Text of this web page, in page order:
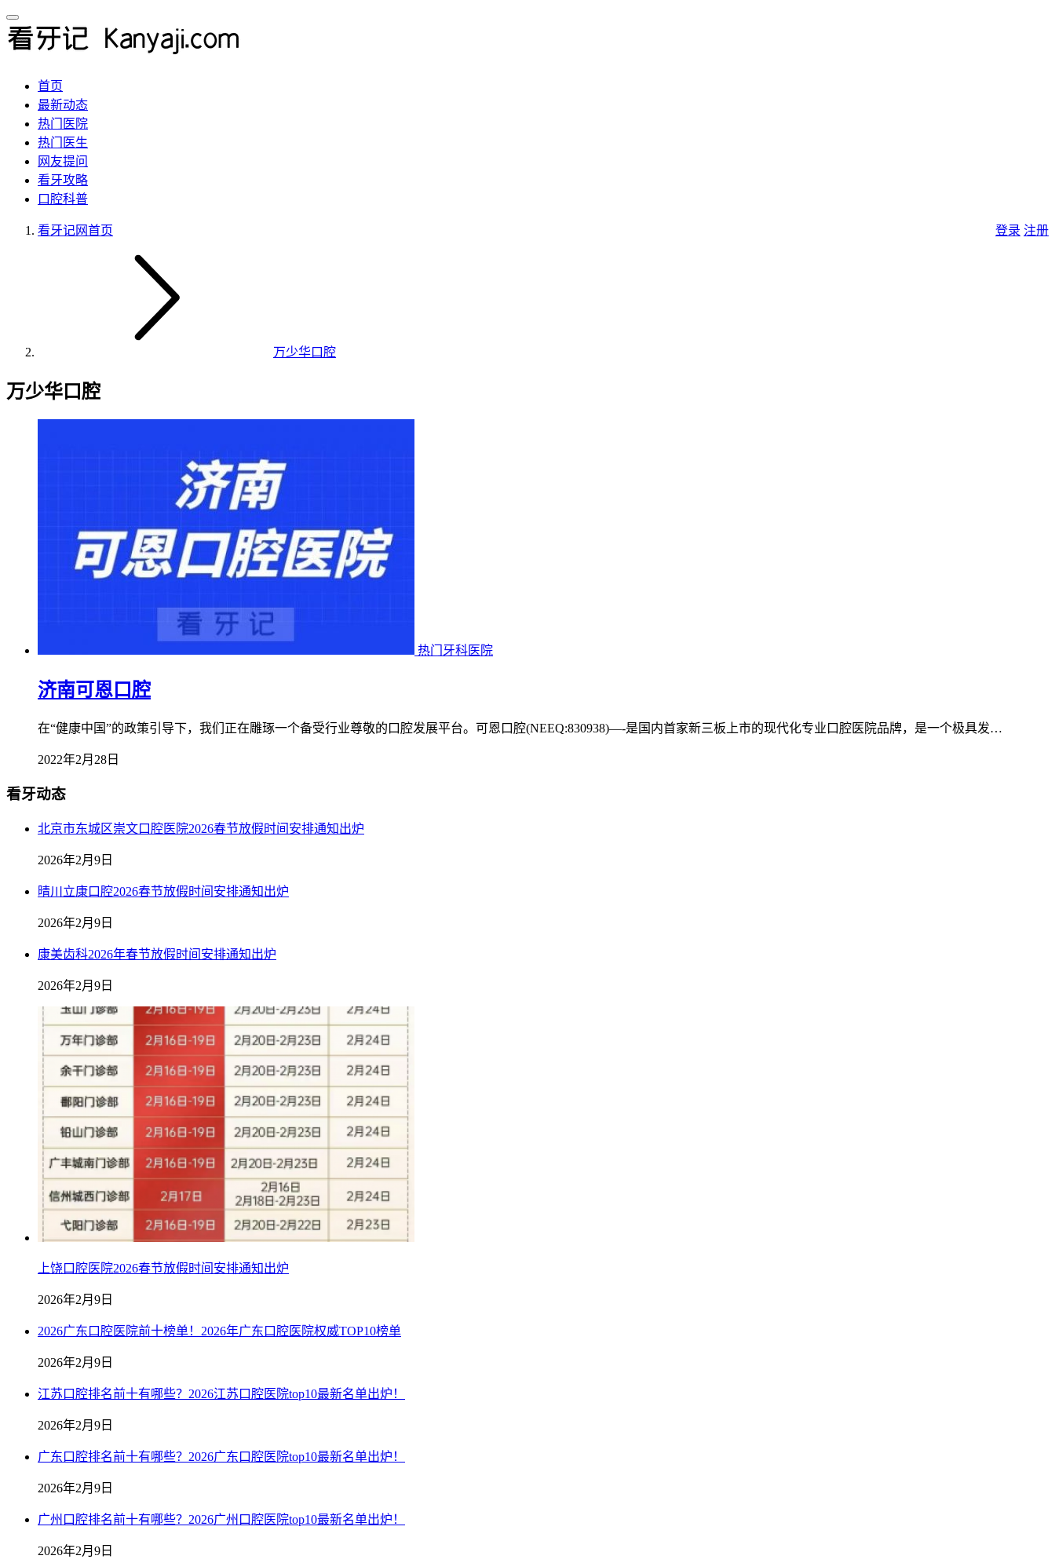
首页
最新动态
热门医院
热门医生
网友提问
看牙攻略
口腔科普
登录 注册
看牙记网首页
万少华口腔
万少华口腔
热门牙科医院
济南可恩口腔
在“健康中国”的政策引导下，我们正在雕琢一个备受行业尊敬的口腔发展平台。可恩口腔(NEEQ:830938)—-是国内首家新三板上市的现代化专业口腔医院品牌，是一个极具发…
2022年2月28日
看牙动态
北京市东城区崇文口腔医院2026春节放假时间安排通知出炉
2026年2月9日
晴川立康口腔2026春节放假时间安排通知出炉
2026年2月9日
康美齿科2026年春节放假时间安排通知出炉
2026年2月9日
上饶口腔医院2026春节放假时间安排通知出炉
2026年2月9日
2026广东口腔医院前十榜单！2026年广东口腔医院权威TOP10榜单
2026年2月9日
江苏口腔排名前十有哪些？2026江苏口腔医院top10最新名单出炉！
2026年2月9日
广东口腔排名前十有哪些？2026广东口腔医院top10最新名单出炉！
2026年2月9日
广州口腔排名前十有哪些？2026广州口腔医院top10最新名单出炉！
2026年2月9日